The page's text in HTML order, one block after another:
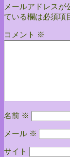
ビ
ゲ
メールアドレスが
ている欄は必須項
コメント ※
名前 ※
メール ※
サイト